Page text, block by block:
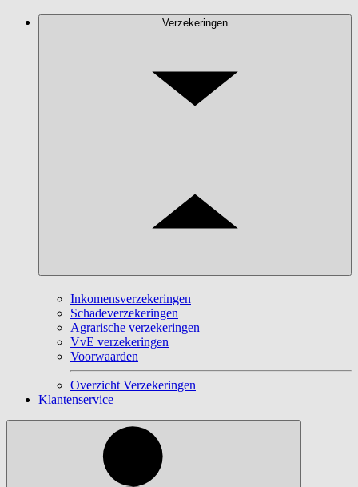
Verzekeringen
Inkomensverzekeringen
Schadeverzekeringen
Agrarische verzekeringen
VvE verzekeringen
Voorwaarden
Overzicht Verzekeringen
Klantenservice